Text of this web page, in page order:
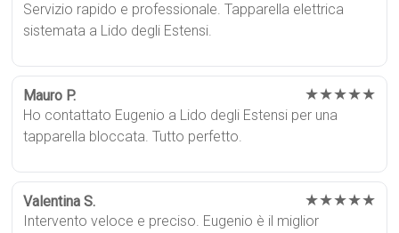
Servizio rapido e professionale. Tapparella elettrica
sistemata a Lido degli Estensi.
Mauro P. ★★★★★
Ho contattato Eugenio a Lido degli Estensi per una
tapparella bloccata. Tutto perfetto.
Valentina S. ★★★★★
Intervento veloce e preciso. Eugenio è il miglior